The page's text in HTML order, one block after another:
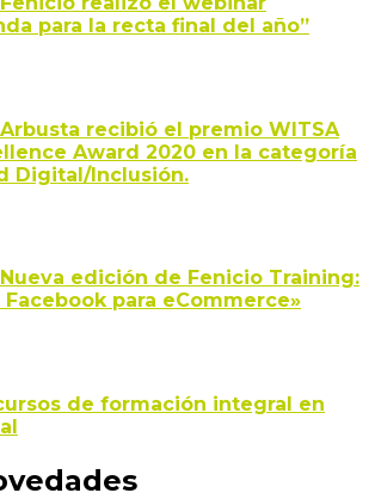
para la recta final del año”
Arbusta recibió el premio WITSA
Award 2020 en la categoría
Digital/Inclusión.
edición de Fenicio Training:
para eCommerce»
de formación integral en